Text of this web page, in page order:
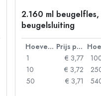
2.160 ml
beugelsluiting
Hoeveelheid Prijs per eenheid
1
€ 3,77
10
€ 3,72
50
€ 3,71